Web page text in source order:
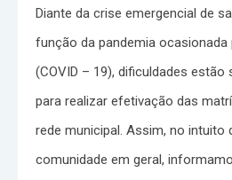
Diante da crise emergencial de
função da pandemia ocasionada
(COVID – 19), dificuldades estão
para realizar efetivação das
rede municipal. Assim, no intuito
comunidade em geral,